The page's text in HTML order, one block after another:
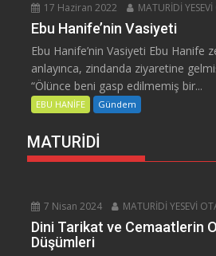
17 Haziran 2022 MATURİDİ
Ebu Hanife’nin Vasiyeti
Ebu Hanife’nin Vasiyeti Ebu Hanife
anlayınca, zindanda ziyaretine
“Ölünce beni gasp edilmemiş bir...
EBU HANİFE Gündem
MATURİDİ
7 Nisan 2024 MATURİDİ YESEVİ
Dini Tarikat ve Cemaatlerin
Düşümleri